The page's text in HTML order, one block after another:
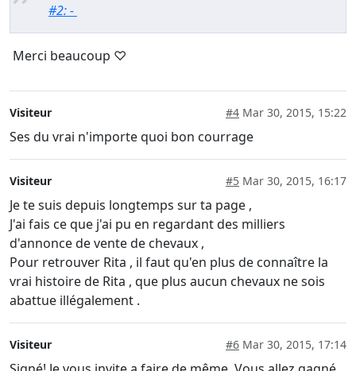
#2: -
Merci beaucoup ♡
Visiteur #4 Mar 30, 2015, 15:22
Ses du vrai n'importe quoi bon courrage
Visiteur #5 Mar 30, 2015, 16:17
Je te suis depuis longtemps sur ta page ,
J'ai fais ce que j'ai pu en regardant des milliers
d'annonce de vente de chevaux ,
Pour retrouver Rita , il faut qu'en plus de connaître la
vrai histoire de Rita , que plus aucun chevaux ne sois
abattue illégalement .
Visiteur #6 Mar 30, 2015, 17:14